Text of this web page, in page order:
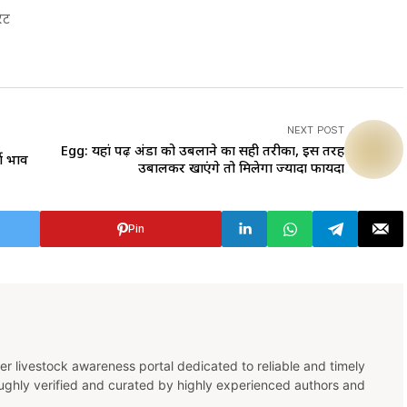
भाव
NEXT POST
Egg: यहां पढ़ें अंडों को उबलाने का सही तरीका, इस तरह
उबालकर खाएंगे तो मिलेगा ज्यादा फायदा
Pin
livestock awareness portal dedicated to reliable and timely
verified and curated by highly experienced authors and